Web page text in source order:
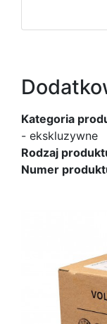
Kategoria
- ekskluzywne
Rodzaj
Numer